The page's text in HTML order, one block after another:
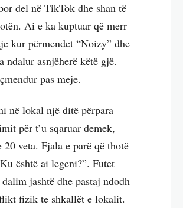
del në TikTok dhe shan të
Ai e ka kuptuar që merr
kur përmendet “Noizy” dhe
ndalur asnjëherë këtë gjë.
pas meje.
në lokal një ditë përpara
për t’u sqaruar demek,
20 veta. Fjala e parë që thotë
është ai legeni?”. Futet
jashtë dhe pastaj ndodh
fizik te shkallët e lokalit.